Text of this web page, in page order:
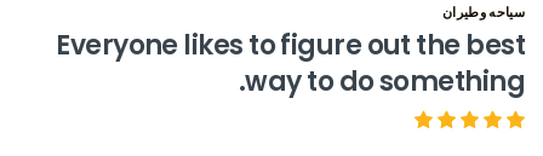
سياحه وطيران
Everyone likes to figure out the best
way to do something.